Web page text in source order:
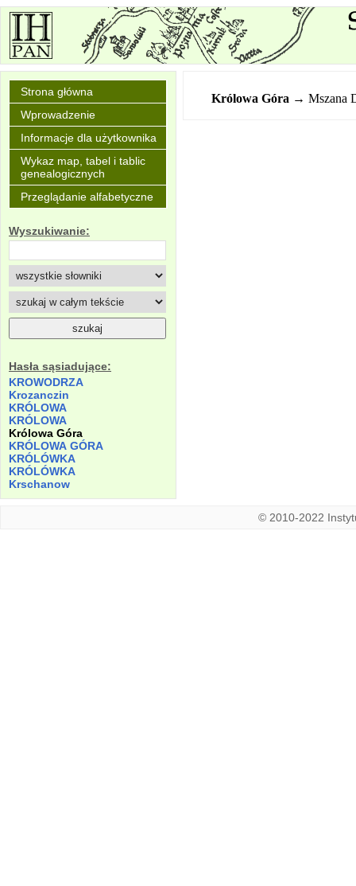
Strona główna
Wprowadzenie
Informacje dla użytkownika
Wykaz map, tabel i tablic
genealogicznych
Przeglądanie alfabetyczne
Wyszukiwanie:
Hasła sąsiadujące:
KROWODRZA
Krozanczin
KRÓLOWA
KRÓLOWA
Królowa Góra
KRÓLOWA GÓRA
KRÓLÓWKA
KRÓLÓWKA
Krschanow
Królowa Góra → Mszana
© 2010-2022